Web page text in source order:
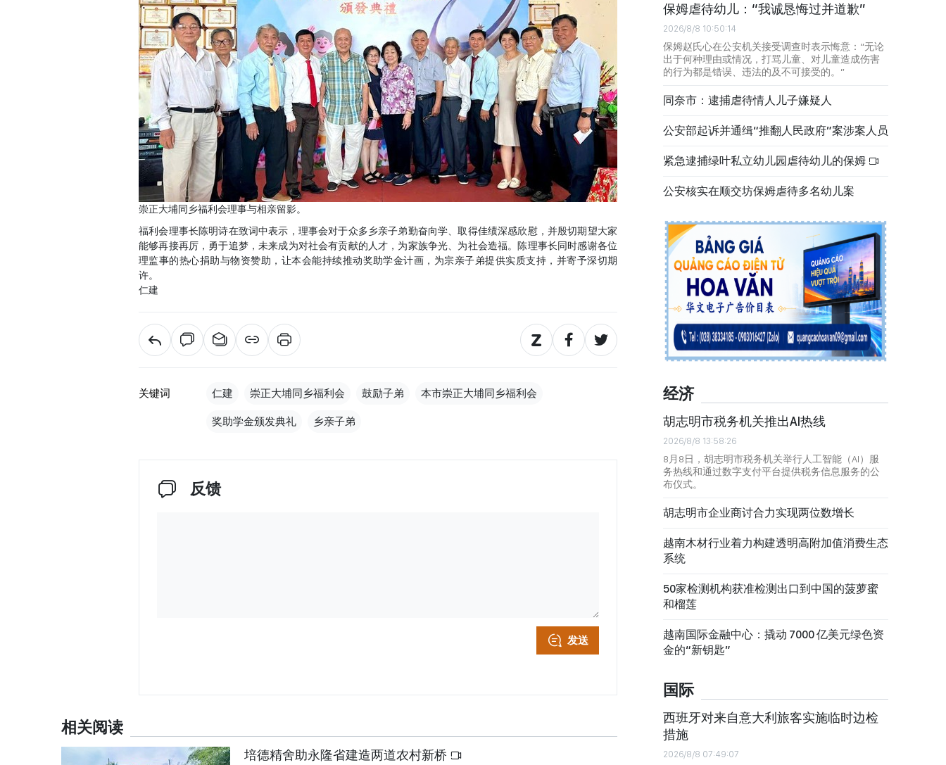
崇正大埔同乡福利会理事与相亲留影。
福利会理事长陈明诗在致词中表示，理事会对于众多乡亲子弟勤奋向学、取得佳绩深感欣慰，并殷切期望大家
能够再接再厉，勇于追梦，未来成为对社会有贡献的人才，为家族争光、为社会造福。陈理事长同时感谢各位
理监事的热心捐助与物资赞助，让本会能持续推动奖助学金计画，为宗亲子弟提供实质支持，并寄予深切期
许。
仁建
关键词 仁建 崇正大埔同乡福利会 鼓励子弟 本市崇正大埔同乡福利会
奖助学金颁发典礼 乡亲子弟
反馈
发送
相关阅读
培德精舍助永隆省建造两道农村新桥
保姆虐待幼儿：“我诚恳悔过并道歉”
2026/8/8 10:50:14
保姆赵氏心在公安机关接受调查时表示悔意：“无论
出于何种理由或情况，打骂儿童、对儿童造成伤害
的行为都是错误、违法的及不可接受的。”
同奈市：逮捕虐待情人儿子嫌疑人
公安部起诉并通缉“推翻人民政府”案涉案人员
紧急逮捕绿叶私立幼儿园虐待幼儿的保姆
公安核实在顺交坊保姆虐待多名幼儿案
经济
胡志明市税务机关推出AI热线
2026/8/8 13:58:26
8月8日，胡志明市税务机关举行人工智能（AI）服
务热线和通过数字支付平台提供税务信息服务的公
布仪式。
胡志明市企业商讨合力实现两位数增长
越南木材行业着力构建透明高附加值消费生态
系统
50家检测机构获准检测出口到中国的菠萝蜜
和榴莲
越南国际金融中心：撬动 7000 亿美元绿色资
金的“新钥匙”
国际
西班牙对来自意大利旅客实施临时边检
措施
2026/8/8 07:49:07